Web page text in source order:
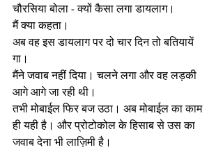
चौरसिया बोला - क्यों कैसा लगा डायलाग।
मैं क्या कहता।
अब वह इस डायलाग पर दो चार दिन तो बतियायें
गा।
मैंने जवाब नहीं दिया। चलने लगा और वह लड़की
आगे आगे जा रही थी।
तभी मोबाईल फिर बज उठा। अब मोबाईल का काम
ही यही है। और प्रोटोकोल के हिसाब से उस का
जवाब देना भी लाज़िमी है।